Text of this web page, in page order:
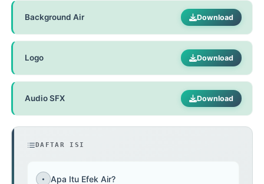
Background Air Download
Logo Download
Audio SFX Download
DAFTAR ISI
• Apa Itu Efek Air?